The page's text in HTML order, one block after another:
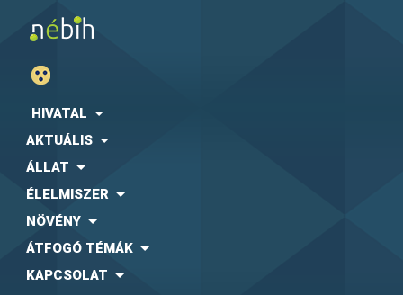
HIVATAL
AKTUÁLIS
ÁLLAT
ÉLELMISZER
NÖVÉNY
ÁTFOGÓ TÉMÁK
KAPCSOLAT